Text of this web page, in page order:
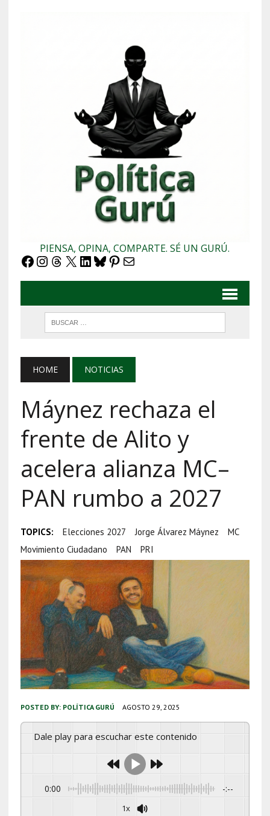
PIENSA, OPINA, COMPARTE. SÉ UN GURÚ.
Facebook
Instagram
Threads
X LinkedIn
Bluesky
Pinterest
Correo electrónico
HOME NOTICIAS
Máynez rechaza el
frente de Alito y
acelera alianza MC–
PAN rumbo a 2027
TOPICS: Elecciones 2027 Jorge Álvarez Máynez
MC
Movimiento Ciudadano
PAN PRI
POSTED BY: POLÍTICA GURÚ AGOSTO 29, 2025
Dale play para escuchar este contenido
0:00 -:--
1x